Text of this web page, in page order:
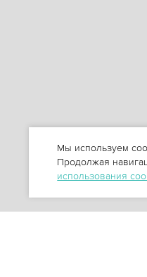
Мы используем
Продолжая
использования